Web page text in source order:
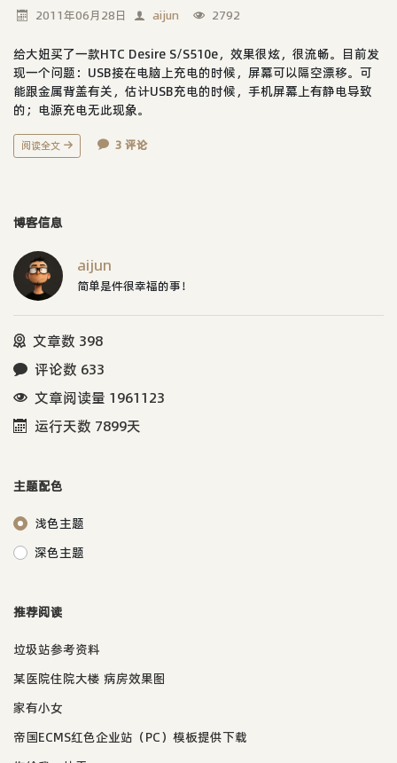
2011年06月28日 aijun 2792
给大妞买了一款HTC Desire S/S510e，效果很炫，很流畅。目前发
现一个问题：USB接在电脑上充电的时候，屏幕可以隔空漂移。可
能跟金属背盖有关，估计USB充电的时候，手机屏幕上有静电导致
的；电源充电无此现象。
阅读全文 3 评论
博客信息
aijun
简单是件很幸福的事！
文章数 398
评论数 633
文章阅读量 1961123
运行天数 7899天
主题配色
浅色主题
深色主题
推荐阅读
垃圾站参考资料
某医院住院大楼 病房效果图
家有小女
帝国ECMS红色企业站（PC）模板提供下载